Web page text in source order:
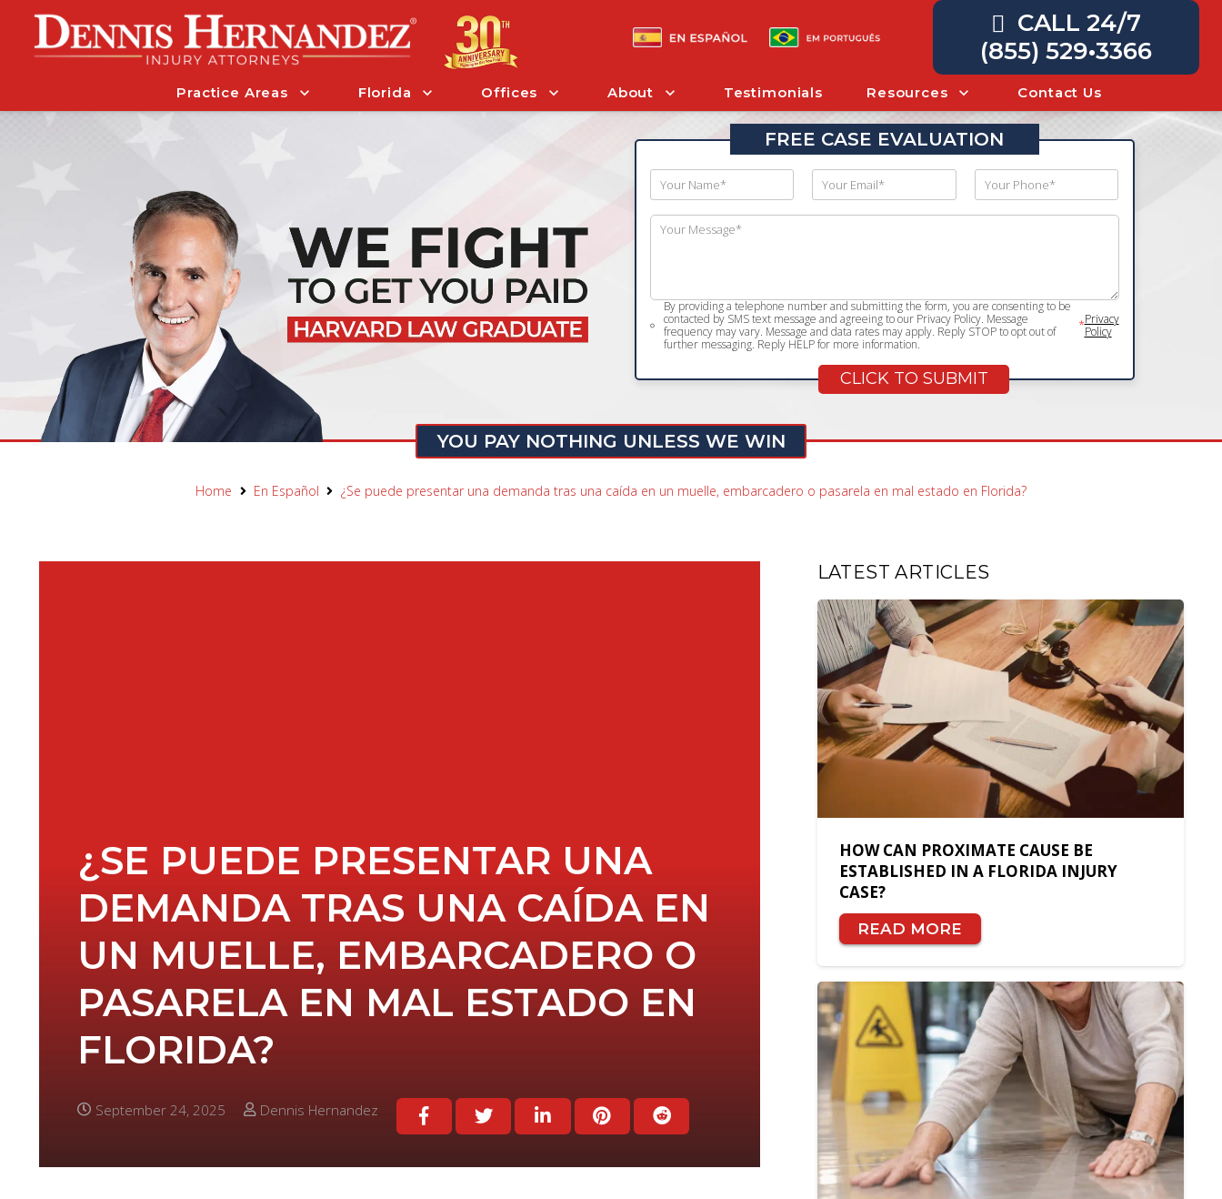
CALL 24/7
(855) 529•3366
Practice Areas Florida Offices About Testimonials Resources Contact Us
FREE CASE EVALUATION
By providing a telephone number and submitting the form, you are consenting to be
contacted by SMS text message and agreeing to our Privacy Policy. Message
frequency may vary. Message and data rates may apply. Reply STOP to opt out of
further messaging. Reply HELP for more information.
*Privacy
Policy
YOU PAY NOTHING UNLESS WE WIN
Home En Español ¿Se puede presentar una demanda tras una caída en un muelle, embarcadero o pasarela en mal estado en Florida?
¿SE PUEDE PRESENTAR UNA
DEMANDA TRAS UNA CAÍDA EN
UN MUELLE, EMBARCADERO O
PASARELA EN MAL ESTADO EN
FLORIDA?
September 24, 2025 Dennis Hernandez
LATEST ARTICLES
HOW CAN PROXIMATE CAUSE BE
ESTABLISHED IN A FLORIDA INJURY
CASE?
READ MORE